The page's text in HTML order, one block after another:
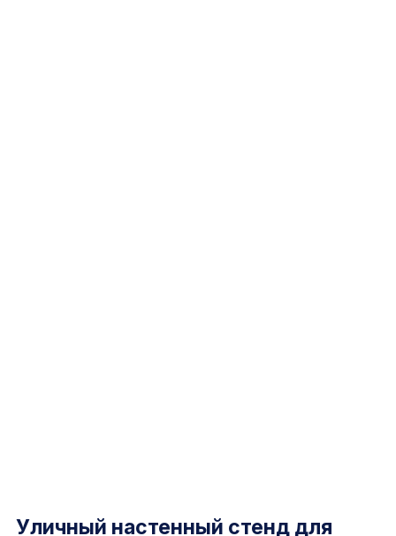
Уличный настенный стенд для